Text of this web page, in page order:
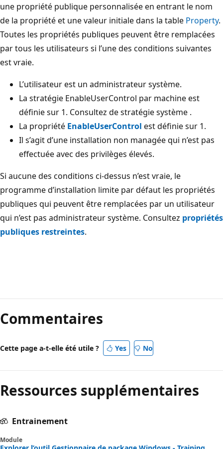
une propriété publique personnalisée en entrant le nom
de la propriété et une valeur initiale dans la table Property.
Toutes les propriétés publiques peuvent être remplacées
par tous les utilisateurs si l’une des conditions suivantes
est vraie.
L’utilisateur est un administrateur système.
La stratégie EnableUserControl par machine est
définie sur 1. Consultez de stratégie système .
La propriété EnableUserControl est définie sur 1.
Il s’agit d’une installation non managée qui n’est pas
effectuée avec des privilèges élevés.
Si aucune des conditions ci-dessus n’est vraie, le
programme d’installation limite par défaut les propriétés
publiques qui peuvent être remplacées par un utilisateur
qui n’est pas administrateur système. Consultez propriétés
publiques restreintes.
lecture
désactivé
Commentaires
Cette page a-t-elle été utile ? Yes No
Ressources supplémentaires
Entrainement
Module